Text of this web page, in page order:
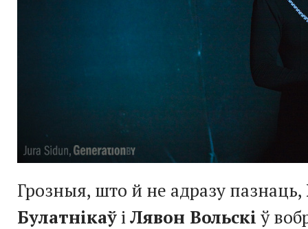
Грозныя, што й не адразу пазнаць,
Булатнікаўі Лявон Вольскі ў